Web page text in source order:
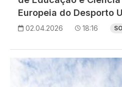
Europeia do Desporto
02.04.2026 18:16
Imagem